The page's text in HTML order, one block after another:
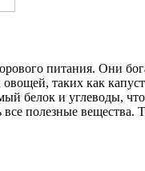
питания. Они
таких как
белок и углеводы,
полезные